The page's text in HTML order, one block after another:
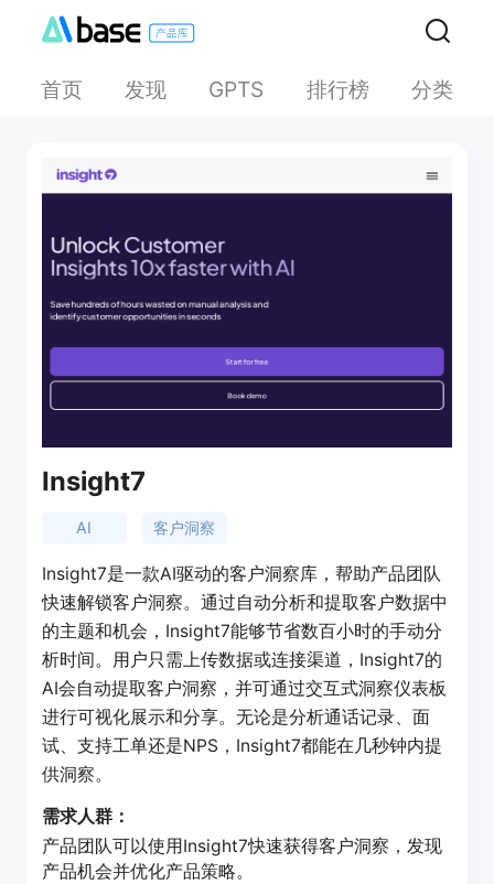
首页 发现 GPTS 排行榜 分类
Insight7
AI 客户洞察
Insight7是一款AI驱动的客户洞察库，帮助产品团队
快速解锁客户洞察。通过自动分析和提取客户数据中
的主题和机会，Insight7能够节省数百小时的手动分
析时间。用户只需上传数据或连接渠道，Insight7的
AI会自动提取客户洞察，并可通过交互式洞察仪表板
进行可视化展示和分享。无论是分析通话记录、面
试、支持工单还是NPS，Insight7都能在几秒钟内提
供洞察。
需求人群：
产品团队可以使用Insight7快速获得客户洞察，发现
产品机会并优化产品策略。